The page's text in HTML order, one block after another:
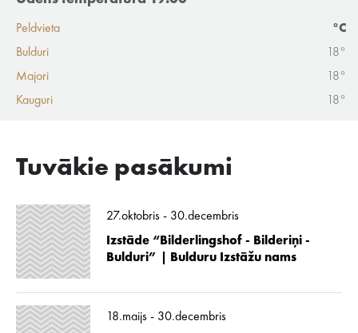
Peldvieta
°C
Bulduri
18°
Majori
18°
Kauguri
18°
Tuvākie pasākumi
27.oktobris - 30.decembris
Izstāde “Bilderlingshof - Bilderiņi -
Bulduri” | Bulduru Izstāžu nams
18.maijs - 30.decembris